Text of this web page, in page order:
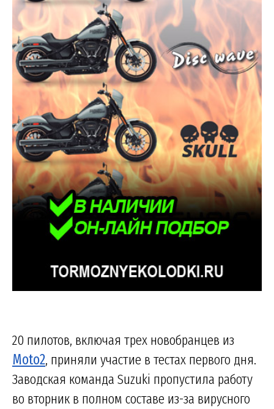
20 пилотов, включая трех новобранцев из
Moto2, приняли участие в тестах первого дня.
Заводская команда Suzuki пропустила работу
во вторник в полном составе из-за вирусного